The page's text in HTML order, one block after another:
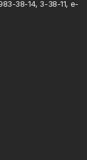
38-14, 3-38-11, e-